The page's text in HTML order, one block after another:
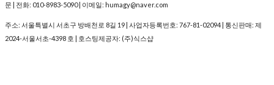
문 | 전화: 010-8983-5090 | 이메일: humagy@naver.com
주소: 서울특별시 서초구 방배천로 8길 19 | 사업자등록번호: 767-81-02094 | 통신판매: 제
2024-서울서초-4398 호 | 호스팅제공자: (주)식스샵